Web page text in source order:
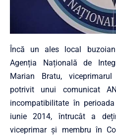
Încă un ales local
Agenția Națională de
Marian Bratu,
potrivit unui comunicat
incompatibilitate în
iunie 2014, întrucât a
viceprimar și membru în